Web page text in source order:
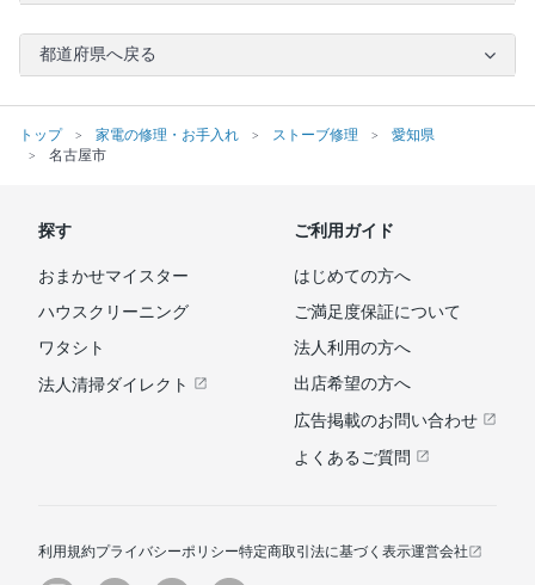
都道府県へ戻る
トップ 家電の修理・お手入れ ストーブ修理
愛知県
名古屋市
探す
おまかせマイスター
ハウスクリーニング
ワタシト
法人清掃ダイレクト
ご利用ガイド
はじめての方へ
ご満足度保証について
法人利用の方へ
出店希望の方へ
広告掲載のお問い合わせ
よくあるご質問
利用規約プライバシーポリシー特定商取引法に基づく表示運営会社